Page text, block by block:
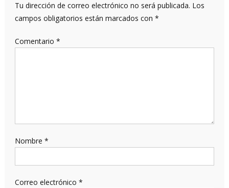
Tu dirección de correo electrónico no será publicada. Los
campos obligatorios están marcados con *
Comentario *
Nombre *
Correo electrónico *